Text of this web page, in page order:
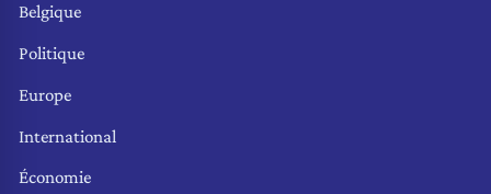
Belgique
Politique
Europe
International
Économie